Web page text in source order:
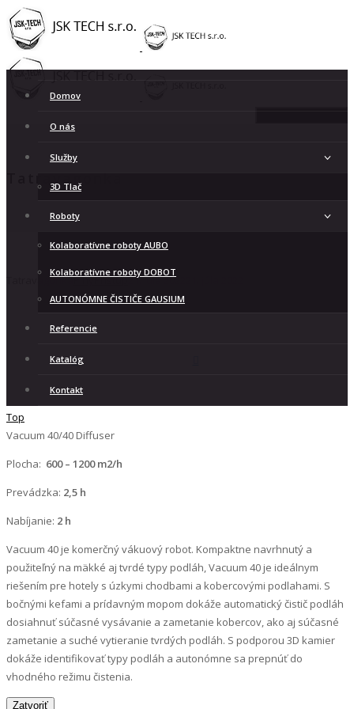
Domov
O nás
Služby
3D Tlač
Roboty
Kolaboratívne roboty AUBO
Kolaboratívne roboty DOBOT
AUTONÓMNE ČISTIČE GAUSIUM
Referencie
Katalóg
Kontakt
Tatravagonka
TatravagonkaPlnyPristup21. júla 2022
Top
Vacuum 40/40 Diffuser
Plocha: 600 – 1200 m2/h
Prevádzka: 2,5 h
Nabíjanie: 2 h
Vacuum 40 je komerčný vákuový robot. Kompaktne navrhnutý a
použiteľný na mäkké aj tvrdé typy podláh, Vacuum 40 je ideálnym
riešením pre hotely s úzkymi chodbami a kobercovými podlahami. S
bočnými kefami a prídavným mopom dokáže automatický čistič podláh
dosiahnuť súčasné vysávanie a zametanie kobercov, ako aj súčasné
zametanie a suché vytieranie tvrdých podláh. S podporou 3D kamier
dokáže identifikovať typy podláh a autonómne sa prepnúť do
vhodného režimu čistenia.
Zatvoriť